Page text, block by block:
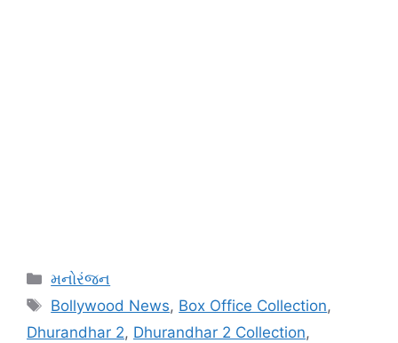
Categories
મનોરંજન
Tags
Bollywood News, Box Office Collection,
Dhurandhar 2, Dhurandhar 2 Collection,